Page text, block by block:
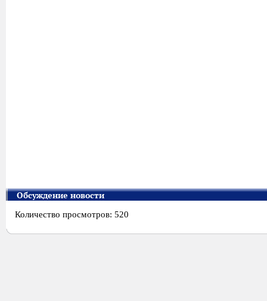
Обсуждение новости
Количество просмотров: 520